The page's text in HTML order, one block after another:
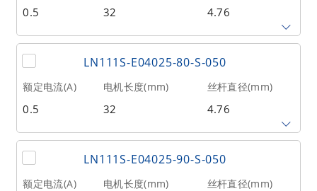
相数 转子惯量(g•cm²) 重量(kg)
2 9 0.1
0.5 32 4.76
丝杆导程(mm) 丝杆长度(mm) 额定推力(N
@300RPM)
相数 转子惯量(g•cm²) 重量(kg)
2 9 0.1
LN111S-E04025-80-S-050
额定电流(A) 电机长度(mm) 丝杆直径(mm)
0.5 32 4.76
丝杆导程(mm) 丝杆长度(mm) 额定推力(N
@300RPM)
LN111S-E04025-90-S-050
额定电流(A) 电机长度(mm) 丝杆直径(mm)